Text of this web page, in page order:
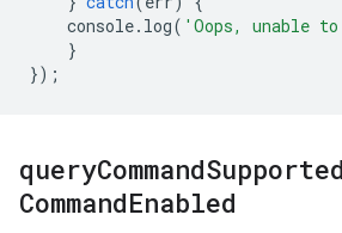
console. log( 'Oops, unable
}
});
queryCommandSupported
CommandEnabled